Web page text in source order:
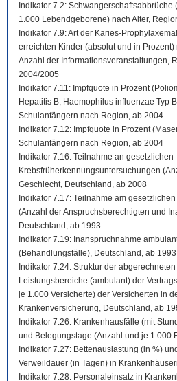
Indikator 7.2:
1.000 Lebendgeborene) nach Alter,
Indikator 7.9: Art der Karies-
erreichten Kinder (absolut und in
Anzahl der Informationsveranstaltungen,
2004/2005
Indikator 7.11: Impfquote in Prozent
Hepatitis B, Haemophilus influenzae Typ
Schulanfängern nach Region, ab 2004
Indikator 7.12: Impfquote in Prozent
Schulanfängern nach Region, ab 2004
Indikator 7.16: Teilnahme an gesetzlichen
Krebsfrüherkennungsuntersuchungen
Geschlecht, Deutschland, ab 2008
Indikator 7.17: Teilnahme am
(Anzahl der Anspruchsberechtigten und
Deutschland, ab 1993
Indikator 7.19: Inanspruchnahme
(Behandlungsfälle), Deutschland, ab 1993
Indikator 7.24: Struktur der
Leistungsbereiche (ambulant) der
je 1.000 Versicherte) der Versicherten in
Krankenversicherung, Deutschland, ab
Indikator 7.26: Krankenhausfälle (mit
und Belegungstage (Anzahl und je 1.000
Indikator 7.27: Bettenauslastung (in %)
Verweildauer (in Tagen) in
Indikator 7.28: Personaleinsatz in